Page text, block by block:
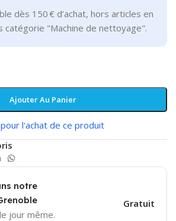
dès 150 € d’achat, hors articles en
catégorie "Machine de nettoyage".
Ajouter Au Panier
l'achat de ce produit
notre
jour même.
Gratuit